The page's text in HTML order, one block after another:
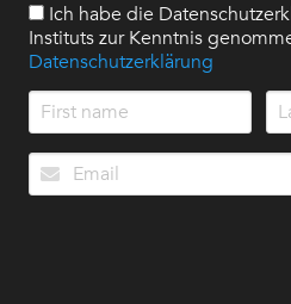
Ich habe die
Instituts zur Kenntnis
Datenschutzerklärung